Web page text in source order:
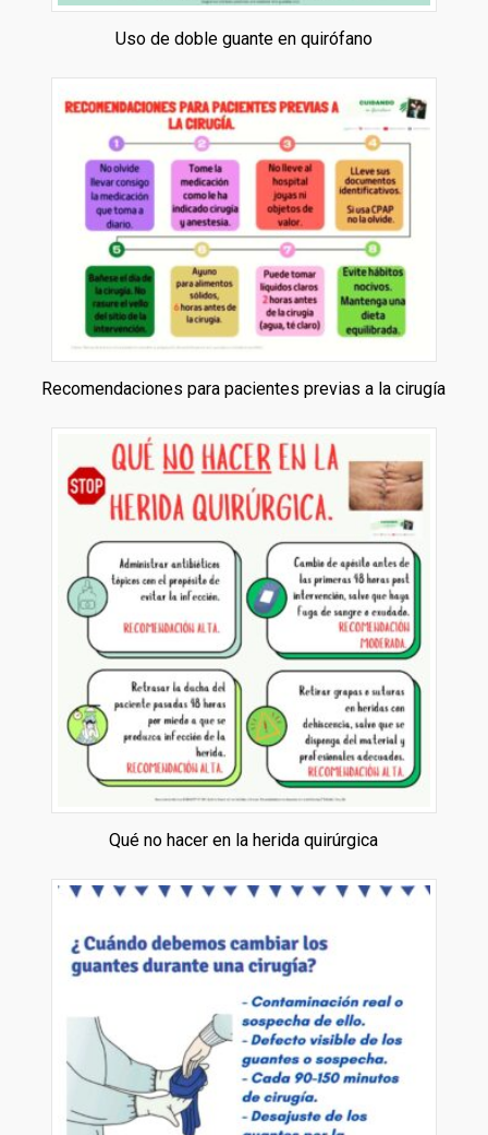
Uso de doble guante en quirófano
Recomendaciones para pacientes previas a la cirugía
Qué no hacer en la herida quirúrgica